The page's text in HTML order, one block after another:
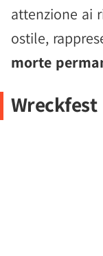
attenzione ai
ostile,
morte
Wreckfest